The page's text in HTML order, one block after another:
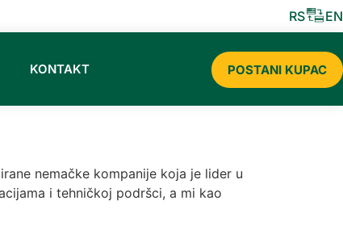
CERMAT SLADOLEDA ZA 2026 RS EN
KONTAKT POSTANI KUPAC
nemačke kompanije koja je lider u
i tehničkoj podršci, a mi kao